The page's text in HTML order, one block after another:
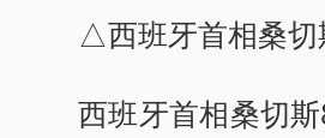
△西班牙首相桑切
西班牙首相桑切